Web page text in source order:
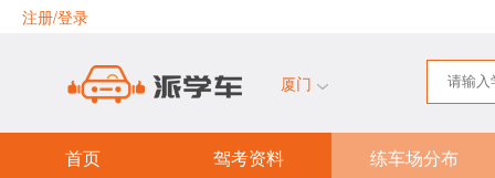
注册/登录
厦门
首页 驾考资料 练车场分布